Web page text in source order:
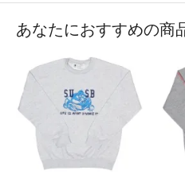
あなたにおすすめの商